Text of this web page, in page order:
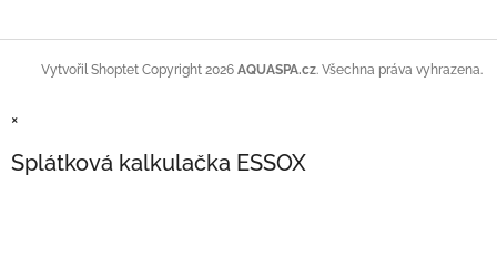
Vytvořil Shoptet Copyright 2026 AQUASPA.cz. Všechna práva vyhrazena.
×
Splátková kalkulačka ESSOX